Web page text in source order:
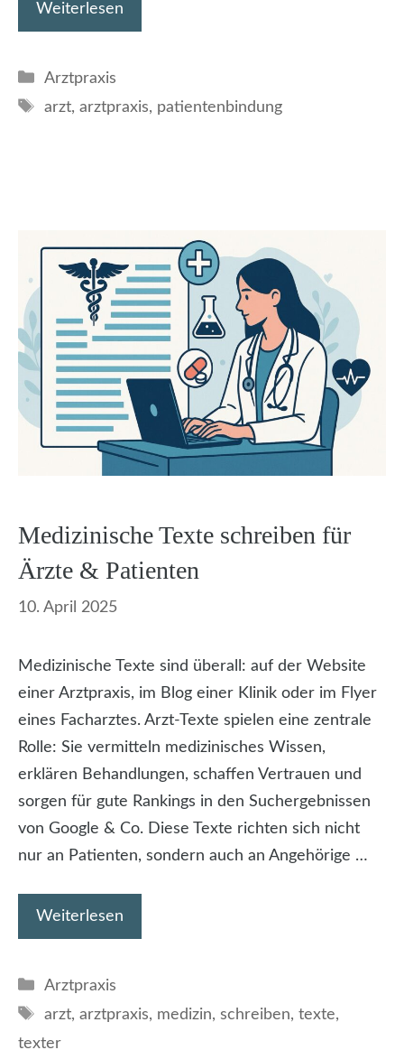
Weiterlesen
Kategorien
Arztpraxis
Schlagwörter
arzt, arztpraxis, patientenbindung
Medizinische Texte schreiben für
Ärzte & Patienten
10. April 2025
Medizinische Texte sind überall: auf der Website
einer Arztpraxis, im Blog einer Klinik oder im Flyer
eines Facharztes. Arzt-Texte spielen eine zentrale
Rolle: Sie vermitteln medizinisches Wissen,
erklären Behandlungen, schaffen Vertrauen und
sorgen für gute Rankings in den Suchergebnissen
von Google & Co. Diese Texte richten sich nicht
nur an Patienten, sondern auch an Angehörige …
Weiterlesen
Kategorien
Arztpraxis
Schlagwörter
arzt, arztpraxis, medizin, schreiben, texte,
texter